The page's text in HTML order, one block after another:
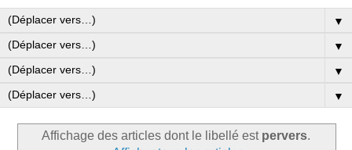
▼
▼
▼
▼
Affichage des articles dont le libellé est pervers.